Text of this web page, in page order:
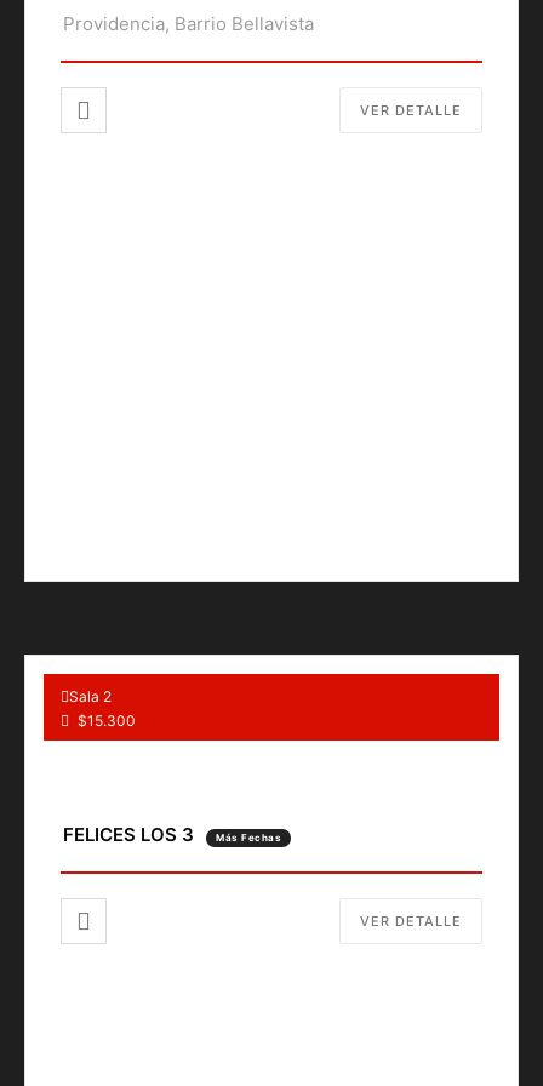
Providencia, Barrio Bellavista
VER DETALLE
Sala 2
$15.300
FELICES LOS 3 Más Fechas
VER DETALLE